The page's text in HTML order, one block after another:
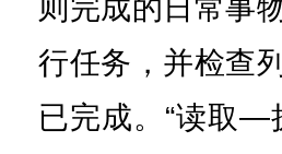
则完成的日常事
行任务，并检查
已完成。“读取—